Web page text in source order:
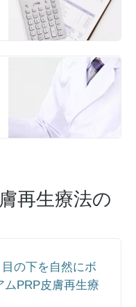
再生療法の
目の下を自然にボ
ムPRP皮膚再生療